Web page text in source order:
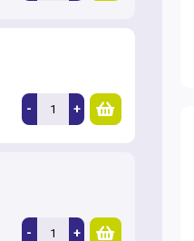
- +
- +